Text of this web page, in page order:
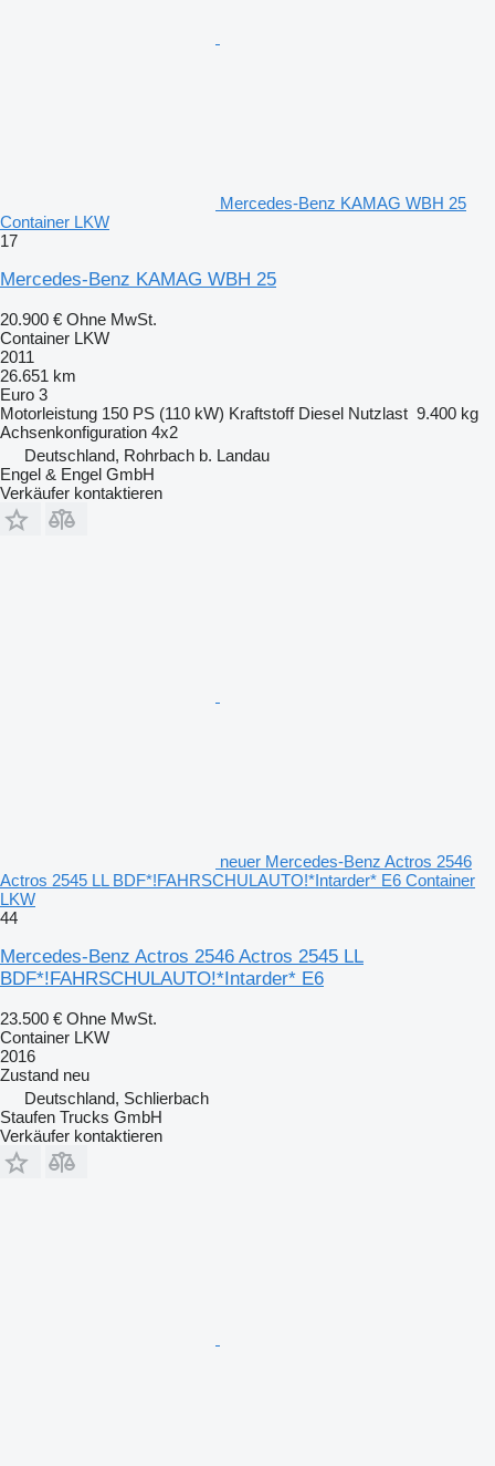
Mercedes-Benz KAMAG WBH 25
Container LKW
17
Mercedes-Benz KAMAG WBH 25
20.900 € Ohne MwSt.
Container LKW
2011
26.651 km
Euro 3
Motorleistung 150 PS (110 kW) Kraftstoff Diesel Nutzlast 9.400 kg
Achsenkonfiguration 4x2
Deutschland, Rohrbach b. Landau
Engel & Engel GmbH
Verkäufer kontaktieren
neuer Mercedes-Benz Actros 2546
Actros 2545 LL BDF*!FAHRSCHULAUTO!*Intarder* E6 Container
LKW
44
Mercedes-Benz Actros 2546 Actros 2545 LL
BDF*!FAHRSCHULAUTO!*Intarder* E6
23.500 € Ohne MwSt.
Container LKW
2016
Zustand neu
Deutschland, Schlierbach
Staufen Trucks GmbH
Verkäufer kontaktieren